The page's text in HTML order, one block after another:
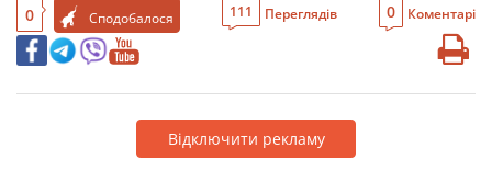
0 Сподобалося 111 Переглядів 0 Коментарі
Відключити рекламу